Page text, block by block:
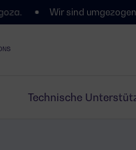
Technische
Wir sind umgezogen! Wir